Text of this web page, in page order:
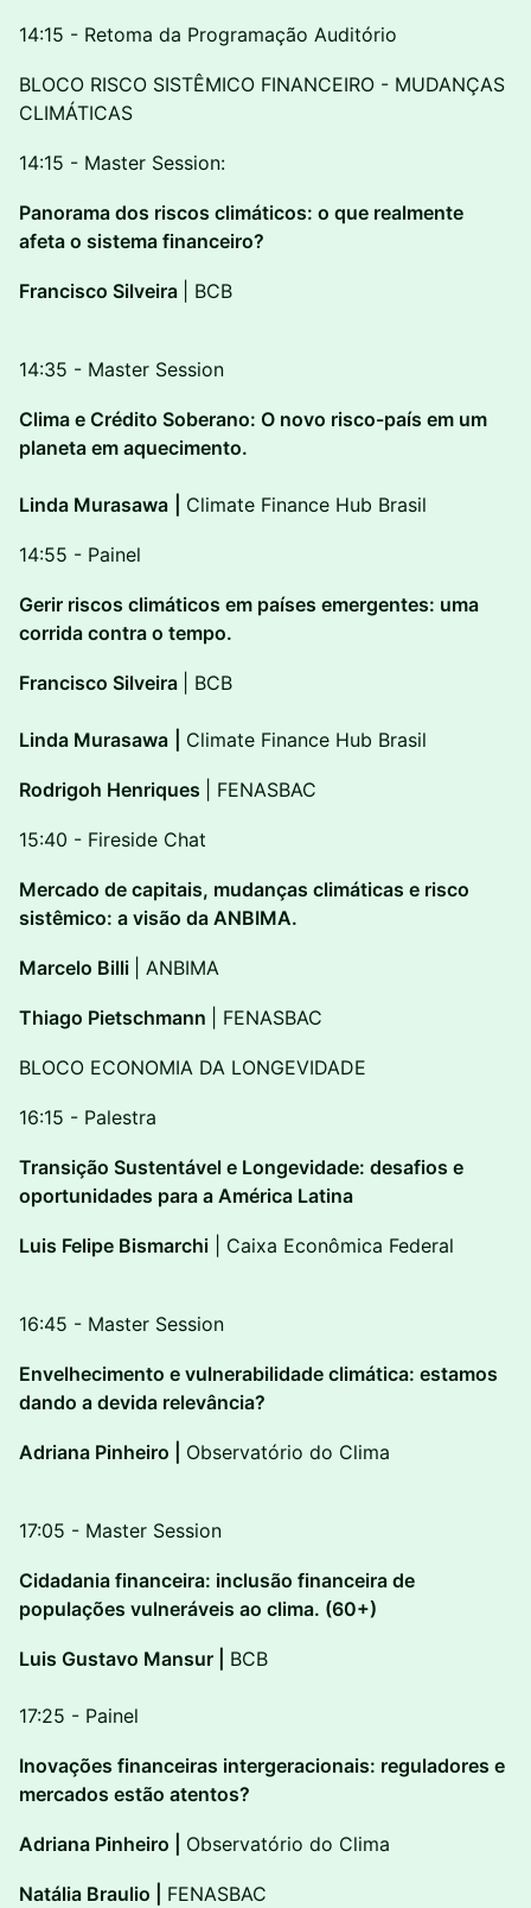
14:15 - Retoma da Programação Auditório
BLOCO RISCO SISTÊMICO FINANCEIRO - MUDANÇAS
CLIMÁTICAS
14:15 - Master Session:
Panorama dos riscos climáticos: o que realmente
afeta o sistema financeiro?
Francisco Silveira | BCB
14:35 - Master Session
Clima e Crédito Soberano: O novo risco-país em um
planeta em aquecimento.
Linda Murasawa Climate Finance Hub Brasil
14:55 - Painel
Gerir riscos climáticos em países emergentes: uma
corrida contra o tempo.
Francisco Silveira | BCB
Linda Murasawa Climate Finance Hub Brasil
Rodrigoh Henriques | FENASBAC
15:40 - Fireside Chat
Mercado de capitais, mudanças climáticas e risco
sistêmico: a visão da ANBIMA.
Marcelo Billi | ANBIMA
Thiago Pietschmann | FENASBAC
BLOCO ECONOMIA DA LONGEVIDADE
16:15 - Palestra
Transição Sustentável e Longevidade: desafios e
oportunidades para a América Latina
Luis Felipe Bismarchi | Caixa Econômica Federal
16:45 - Master Session
Envelhecimento e vulnerabilidade climática: estamos
dando a devida relevância?
Adriana Pinheiro | Observatório do Clima
17:05 - Master Session
Cidadania financeira: inclusão financeira de
populações vulneráveis ao clima. (60+)
Luis Gustavo Mansur | BCB
17:25 - Painel
Inovações financeiras intergeracionais: reguladores e
mercados estão atentos?
Adriana Pinheiro | Observatório do Clima
Natália Braulio | FENASBAC